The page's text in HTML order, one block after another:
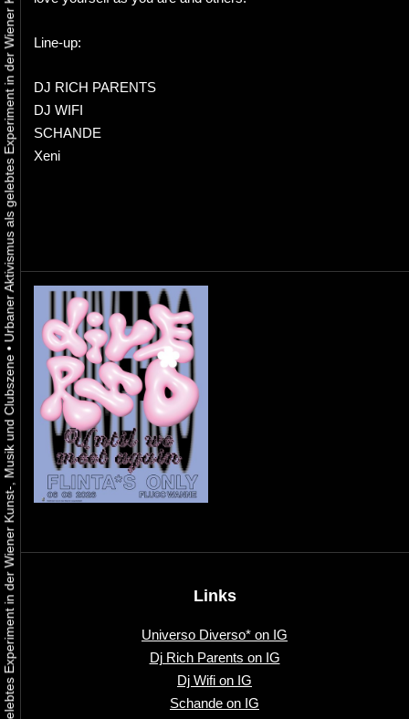
Urbaner Aktivismus als gelebtes Experiment in der Wiener Kunst-, Musik und Clubszene
•
Line-up:
DJ RICH PARENTS
DJ WIFI
SCHANDE
Xeni
Links
Universo Diverso* on IG
Dj Rich Parents on IG
Dj Wifi on IG
Schande on IG